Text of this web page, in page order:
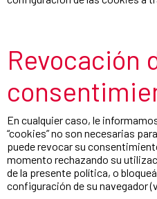
Revocación
En cualquier caso, le
“cookies” no son necesarias
puede revocar su
momento rechazando su
de la presente política, o
configuración de su navegador